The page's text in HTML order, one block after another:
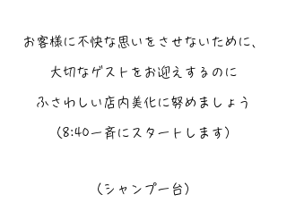
お客様に不快な思いをさせないために、
大切なゲストをお迎えするのに
ふさわしい店内美化に努めましょう
（8:40一斉にスタートします）
（シャンプー台）